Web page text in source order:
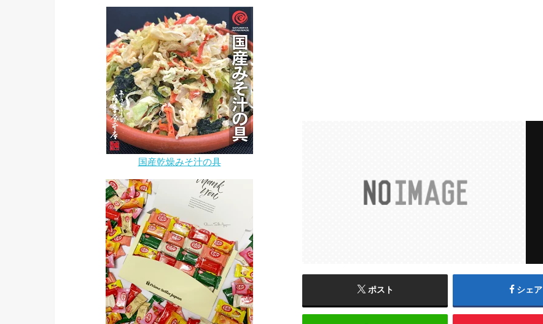
ポスト シェア
国産乾燥みそ汁の具